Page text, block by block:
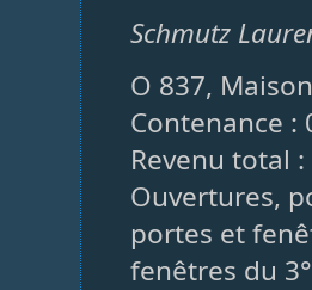
Schmutz
O 837,
Contenance :
Revenu total
Ouvertures,
portes et
fenêtres du